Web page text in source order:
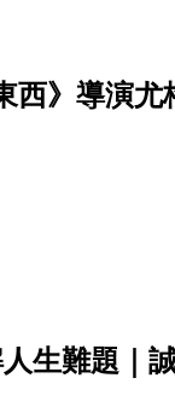
西》導演尤
生難題｜